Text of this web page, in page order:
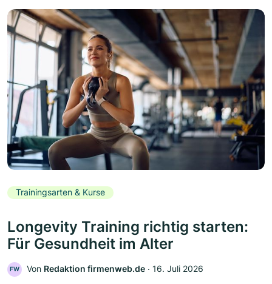
Trainingsarten & Kurse
Longevity Training richtig starten:
Für Gesundheit im Alter
FW Von Redaktion firmenweb.de ‧ 16. Juli 2026